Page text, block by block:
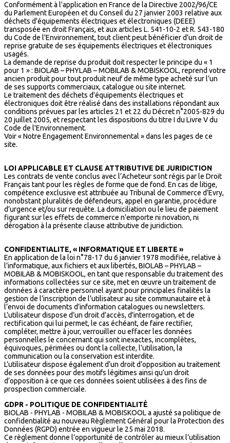
Conformément à l'application en France de la Directive 2002/96/CE
du Parlement Européen et du Conseil du 27 janvier 2003 relative aux
déchets d'équipements électriques et électroniques (DEEE)
transposée en droit Français, et aux articles L. 541-10-2 et R. 543-180
du Code de l'Environnement, tout client peut bénéficier d’un droit de
reprise gratuite de ses équipements électriques et électroniques
usagés.
La demande de reprise du produit doit respecter le principe du « 1
pour 1 » : BIOLAB – PHYLAB – MOBILAB & MOBISKOOL, reprend votre
ancien produit pour tout produit neuf de même type acheté sur l’un
de ses supports commerciaux, catalogue ou site internet.
Le traitement des déchets d'équipements électriques et
électroniques doit être réalisé dans des installations répondant aux
conditions prévues par les articles 21 et 22 du Décret n°2005-829 du
20 juillet 2005, et respectant les dispositions du titre I du Livre V du
Code de l'Environnement.
Voir « Notre Engagement Environnemental » dans les pages de ce
site.
LOI APPLICABLE ET CLAUSE ATTRIBUTIVE DE JURIDICTION
Les contrats de vente conclus avec l’Acheteur sont régis par le Droit
Français tant pour les règles de forme que de fond. En cas de litige,
compétence exclusive est attribuée au Tribunal de Commerce d’Evry,
nonobstant pluralités de défendeurs, appel en garantie, procédure
d’urgence et/ou sur requête. La domiciliation ou le lieu de paiement
figurant sur les effets de commerce n'emporte ni novation, ni
dérogation à la présente clause attributive de juridiction.
CONFIDENTIALITE, « INFORMATIQUE ET LIBERTE »
En application de la loi n°78-17 du 6 janvier 1978 modifiée, relative à
l’informatique, aux fichiers et aux libertés, BIOLAB – PHYLAB –
MOBILAB & MOBISKOOL, en tant que responsable du traitement des
informations collectées sur ce site, met en œuvre un traitement de
données à caractère personnel ayant pour principales finalités la
gestion de l’inscription de l’utilisateur au site communautaire et à
l’envoi de documents d’information catalogues ou newsletters.
L’utilisateur dispose d’un droit d’accès, d’interrogation, et de
rectification qui lui permet, le cas échéant, de faire rectifier,
compléter, mettre à jour, verrouiller ou effacer les données
personnelles le concernant qui sont inexactes, incomplètes,
équivoques, périmées ou dont la collecte, l’utilisation, la
communication ou la conservation est interdite.
L’utilisateur dispose également d’un droit d’opposition au traitement
de ses données pour des motifs légitimes ainsi qu’un droit
d’opposition à ce que ces données soient utilisées à des fins de
prospection commerciale.
GDPR - POLITIQUE DE CONFIDENTIALITÉ
BIOLAB - PHYLAB - MOBILAB & MOBISKOOL a ajusté sa politique de
confidentialité au nouveau Règlement Général pour la Protection des
Données (RGPD) entrée en vigueur le 25 mai 2018.
Ce règlement donne l’opportunité de contrôler au mieux l’utilisation